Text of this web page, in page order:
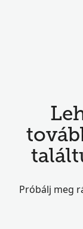
Próbálj meg